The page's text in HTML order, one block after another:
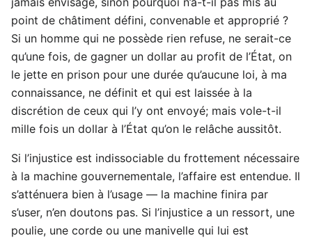
point de châtiment défini, convenable et approprié ?
Si un homme qui ne possède rien refuse, ne serait-ce
qu’une fois, de gagner un dollar au profit de l’État, on
le jette en prison pour une durée qu’aucune loi, à ma
connaissance, ne définit et qui est laissée à la
discrétion de ceux qui l’y ont envoyé; mais vole-t-il
mille fois un dollar à l’État qu’on le relâche aussitôt.
Si l’injustice est indissociable du frottement nécessaire
à la machine gouvernementale, l’affaire est entendue. Il
s’atténuera bien à l’usage — la machine finira par
s’user, n’en doutons pas. Si l’injustice a un ressort, une
poulie, une corde ou une manivelle qui lui est